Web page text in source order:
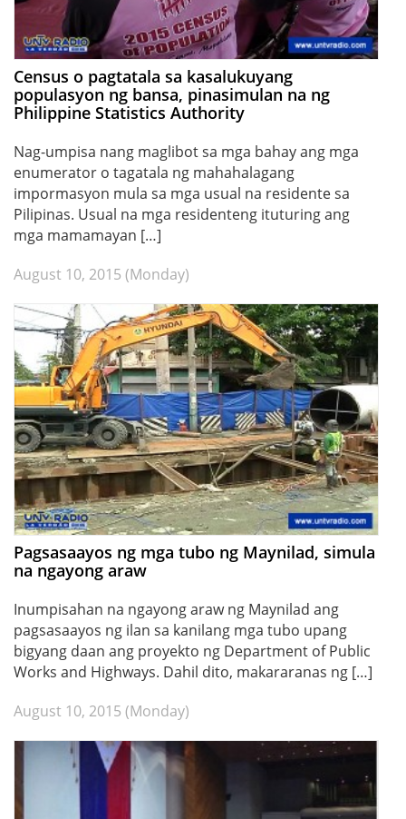
Census o pagtatala sa kasalukuyang
populasyon ng bansa, pinasimulan na ng
Philippine Statistics Authority
Nag-umpisa nang maglibot sa mga bahay ang mga
enumerator o tagatala ng mahahalagang
impormasyon mula sa mga usual na residente sa
Pilipinas. Usual na mga residenteng ituturing ang
mga mamamayan […]
August 10, 2015 (Monday)
Pagsasaayos ng mga tubo ng Maynilad, simula
na ngayong araw
Inumpisahan na ngayong araw ng Maynilad ang
pagsasaayos ng ilan sa kanilang mga tubo upang
bigyang daan ang proyekto ng Department of Public
Works and Highways. Dahil dito, makararanas ng […]
August 10, 2015 (Monday)